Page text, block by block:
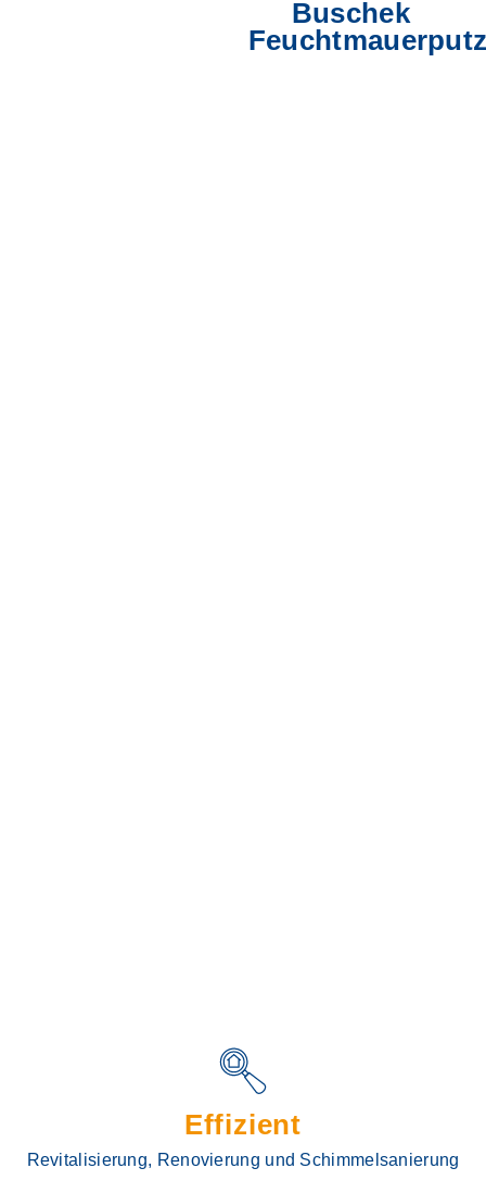
Buschek
Effizient
Revitalisierung, Renovierung und Schimmelsanierung